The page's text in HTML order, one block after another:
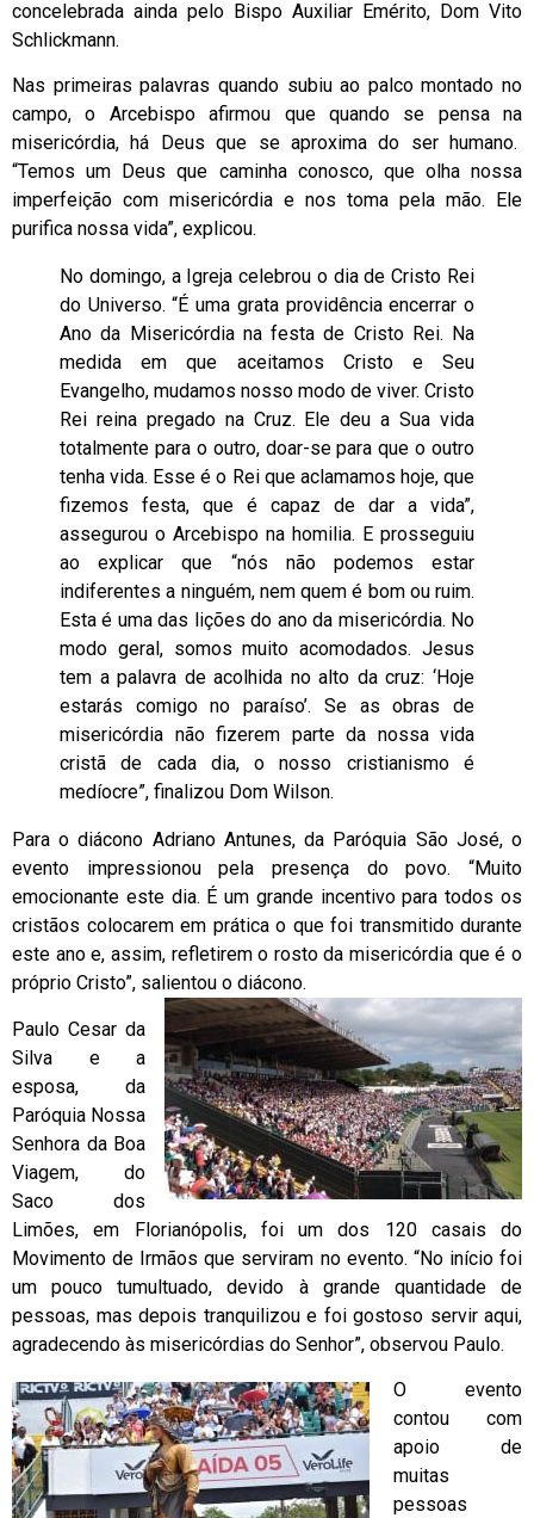
concelebrada ainda pelo Bispo Auxiliar Emérito, Dom Vito
Schlickmann.
Nas primeiras palavras quando subiu ao palco montado no
campo, o Arcebispo afirmou que quando se pensa na
misericórdia, há Deus que se aproxima do ser humano.
“Temos um Deus que caminha conosco, que olha nossa
imperfeição com misericórdia e nos toma pela mão. Ele
purifica nossa vida”, explicou.
No domingo, a Igreja celebrou o dia de Cristo Rei
do Universo. “É uma grata providência encerrar o
Ano da Misericórdia na festa de Cristo Rei. Na
medida em que aceitamos Cristo e Seu
Evangelho, mudamos nosso modo de viver. Cristo
Rei reina pregado na Cruz. Ele deu a Sua vida
totalmente para o outro, doar-se para que o outro
tenha vida. Esse é o Rei que aclamamos hoje, que
fizemos festa, que é capaz de dar a vida”,
assegurou o Arcebispo na homilia. E prosseguiu
ao explicar que “nós não podemos estar
indiferentes a ninguém, nem quem é bom ou ruim.
Esta é uma das lições do ano da misericórdia. No
modo geral, somos muito acomodados. Jesus
tem a palavra de acolhida no alto da cruz: ‘Hoje
estarás comigo no paraíso’. Se as obras de
misericórdia não fizerem parte da nossa vida
cristã de cada dia, o nosso cristianismo é
medíocre”, finalizou Dom Wilson.
Para o diácono Adriano Antunes, da Paróquia São José, o
evento impressionou pela presença do povo. “Muito
emocionante este dia. É um grande incentivo para todos os
cristãos colocarem em prática o que foi transmitido durante
este ano e, assim, refletirem o rosto da misericórdia que é o
próprio Cristo”, salientou o diácono.
Paulo Cesar da
Silva e a
esposa, da
Paróquia Nossa
Senhora da Boa
Viagem, do
Saco dos
Limões, em Florianópolis, foi um dos 120 casais do
Movimento de Irmãos que serviram no evento. “No início foi
um pouco tumultuado, devido à grande quantidade de
pessoas, mas depois tranquilizou e foi gostoso servir aqui,
agradecendo às misericórdias do Senhor”, observou Paulo.
O evento
contou com
apoio de
muitas
pessoas